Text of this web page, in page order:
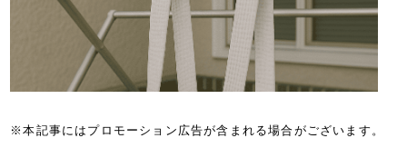
※本記事にはプロモーション広告が含まれる場合がございます。